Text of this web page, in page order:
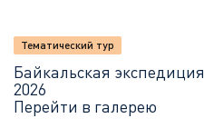
Тематический тур
Байкальская экспедиция
2026
Перейти в галерею